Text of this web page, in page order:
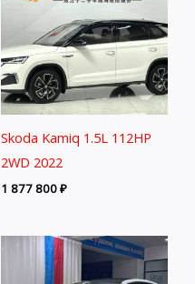
Skoda Kamiq 1.5L 112HP
2WD 2022
1 877 800₽